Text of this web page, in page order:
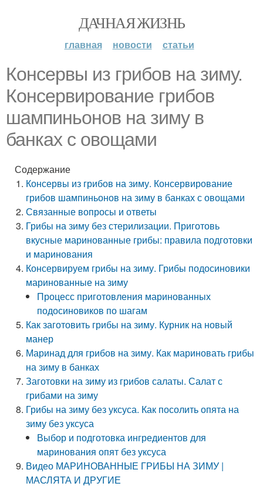
ДАЧНАЯ ЖИЗНЬ
главная новости статьи
Консервы из грибов на зиму.
Консервирование грибов
шампиньонов на зиму в
банках с овощами
Содержание
Консервы из грибов на зиму. Консервирование
грибов шампиньонов на зиму в банках с овощами
Связанные вопросы и ответы
Грибы на зиму без стерилизации. Приготовь
вкусные маринованные грибы: правила подготовки
и маринования
Консервируем грибы на зиму. Грибы подосиновики
маринованные на зиму
Процесс приготовления маринованных
подосиновиков по шагам
Как заготовить грибы на зиму. Курник на новый
манер
Маринад для грибов на зиму. Как мариновать грибы
на зиму в банках
Заготовки на зиму из грибов салаты. Салат с
грибами на зиму
Грибы на зиму без уксуса. Как посолить опята на
зиму без уксуса
Выбор и подготовка ингредиентов для
маринования опят без уксуса
Видео МАРИНОВАННЫЕ ГРИБЫ НА ЗИМУ |
МАСЛЯТА И ДРУГИЕ